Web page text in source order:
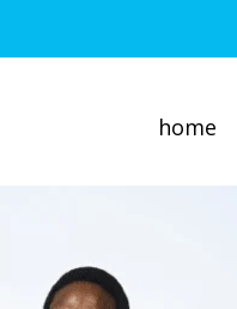
home